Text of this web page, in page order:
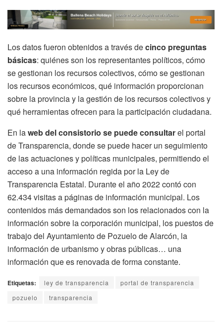
Los datos fueron obtenidos a través decinco preguntas
básicas: quiénes son los representantes políticos, cómo
se gestionan los recursos colectivos, cómo se gestionan
los recursos económicos, qué información proporcionan
sobre la provincia y la gestión de los recursos colectivos y
qué herramientas ofrecen para la participación ciudadana.
En laweb del consistorio se puede consultarel portal
de Transparencia, donde se puede hacer un seguimiento
de las actuaciones y políticas municipales, permitiendo el
acceso a una información regida por la Ley de
Transparencia Estatal. Durante el año 2022 contó con
62.434 visitas a páginas de información municipal. Los
contenidos más demandados son los relacionados con la
información sobre la corporación municipal, los puestos de
trabajo del Ayuntamiento de Pozuelo de Alarcón, la
información de urbanismo y obras públicas… una
información que es renovada de forma constante.
Etiquetas: ley de transparencia
portal de transparencia
pozuelo
transparencia